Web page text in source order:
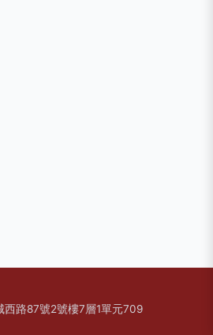
路87號2號樓7層1單元709